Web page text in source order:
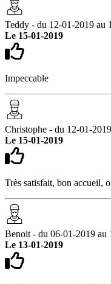
Teddy - du 12-01-2019 au
Le 15-01-2019
Impeccable
Christophe - du 12-01-
Le 15-01-2019
Très satisfait, bon accueil,
Benoit - du 06-01-2019 au
Le 13-01-2019